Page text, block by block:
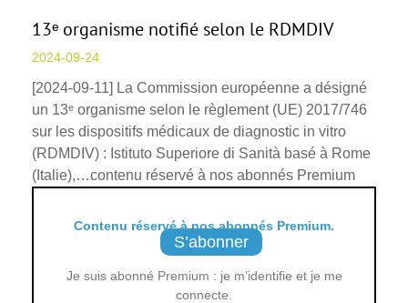
13ᵉ organisme notifié selon le RDMDIV
2024-09-24
[2024-09-11] La Commission européenne a désigné
un 13ᵉ organisme selon le règlement (UE) 2017/746
sur les dispositifs médicaux de diagnostic in vitro
(RDMDIV) : Istituto Superiore di Sanità basé à Rome
(Italie),…contenu réservé à nos abonnés Premium
Contenu réservé à nos abonnés Premium.
S’abonner
Je suis abonné Premium : je m’identifie et je me
connecte.